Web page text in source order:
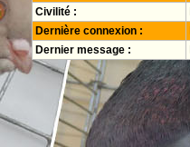
Civilité :
Dernière connexion :
Dernier message :